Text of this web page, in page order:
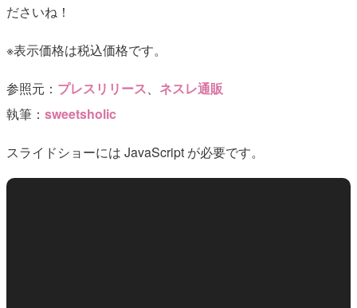
ださいね！
※表示価格は税込価格です。
参照元： プレスリリース、 ネスレ通販
執筆： sweetsholic
スライドショーには JavaScript が必要です。